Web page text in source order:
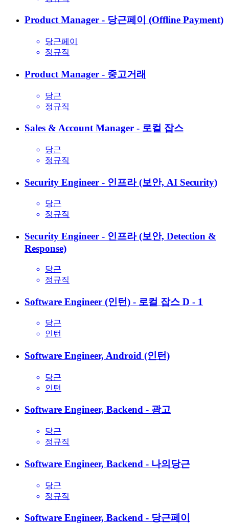
Product Manager - 당근페이 (Offline Payment)
당근페이
정규직
Product Manager - 중고거래
당근
정규직
Sales & Account Manager - 로컬 잡스
당근
정규직
Security Engineer - 인프라 (보안, AI Security)
당근
정규직
Security Engineer - 인프라 (보안, Detection &
Response)
당근
정규직
Software Engineer (인턴) - 로컬 잡스 D - 1
당근
인턴
Software Engineer, Android (인턴)
당근
인턴
Software Engineer, Backend - 광고
당근
정규직
Software Engineer, Backend - 나의당근
당근
정규직
Software Engineer, Backend - 당근페이